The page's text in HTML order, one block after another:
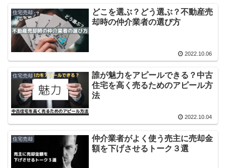
住宅売却
どこを選ぶ？どう選ぶ？不動産売
却時の仲介業者の選び方
2022.10.06
住宅売却
誰が魅力をアピールできる？中古
住宅を高く売るためのアピール方
法
2022.10.04
住宅売却
仲介業者がよく使う売主に売却金
額を下げさせるトーク３選